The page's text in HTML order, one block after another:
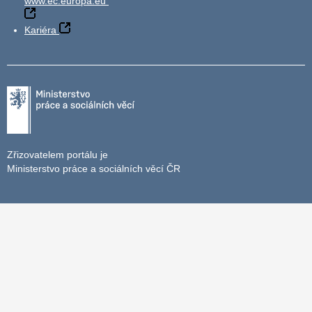
Kariéra
Zřizovatelem portálu je
Ministerstvo práce a sociálních věcí ČR